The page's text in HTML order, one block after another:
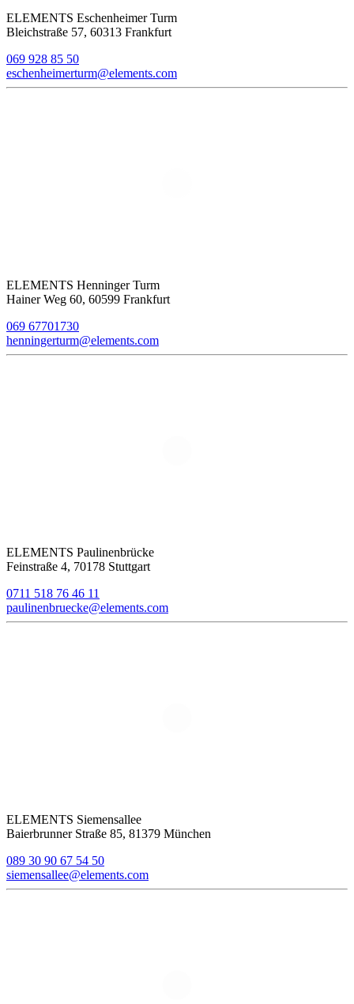
ELEMENTS Eschenheimer Turm
Bleichstraße 57, 60313 Frankfurt
069 928 85 50
eschenheimerturm@elements.com
ELEMENTS Henninger Turm
Hainer Weg 60, 60599 Frankfurt
069 67701730
henningerturm@elements.com
ELEMENTS Paulinenbrücke
Feinstraße 4, 70178 Stuttgart
0711 518 76 46 11
paulinenbruecke@elements.com
ELEMENTS Siemensallee
Baierbrunner Straße 85, 81379 München
089 30 90 67 54 50
siemensallee@elements.com